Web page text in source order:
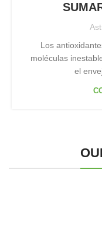
Los
moléculas
el